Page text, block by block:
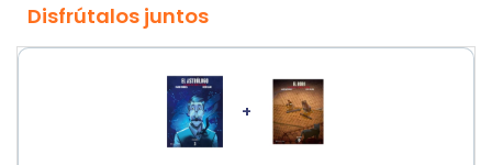
Disfrútalos juntos
+